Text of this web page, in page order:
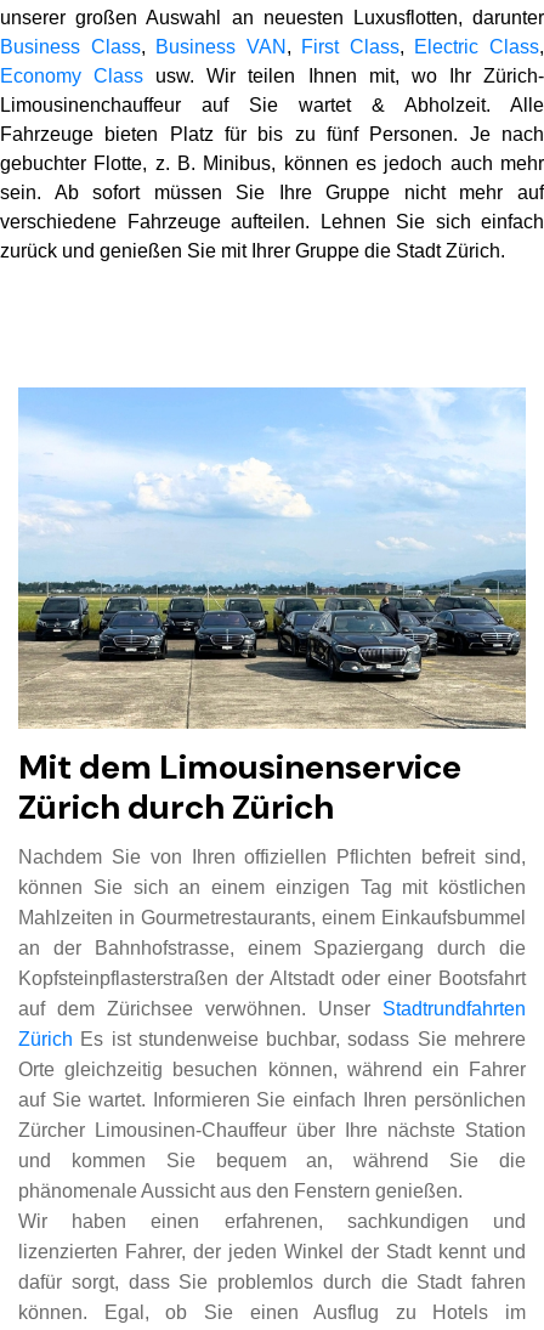
unserer großen Auswahl an neuesten Luxusflotten, darunter
Business Class, Business VAN , First Class, Electric Class,
Economy Class usw. Wir teilen Ihnen mit, wo Ihr Zürich-
Limousinenchauffeur auf Sie wartet & Abholzeit. Alle
Fahrzeuge bieten Platz für bis zu fünf Personen. Je nach
gebuchter Flotte, z. B. Minibus, können es jedoch auch mehr
sein. Ab sofort müssen Sie Ihre Gruppe nicht mehr auf
verschiedene Fahrzeuge aufteilen. Lehnen Sie sich einfach
zurück und genießen Sie mit Ihrer Gruppe die Stadt Zürich.
Mit dem Limousinenservice
Zürich durch Zürich
Nachdem Sie von Ihren offiziellen Pflichten befreit sind,
können Sie sich an einem einzigen Tag mit köstlichen
Mahlzeiten in Gourmetrestaurants, einem Einkaufsbummel
an der Bahnhofstrasse, einem Spaziergang durch die
Kopfsteinpflasterstraßen der Altstadt oder einer Bootsfahrt
auf dem Zürichsee verwöhnen. Unser Stadtrundfahrten
Zürich Es ist stundenweise buchbar, sodass Sie mehrere
Orte gleichzeitig besuchen können, während ein Fahrer
auf Sie wartet. Informieren Sie einfach Ihren persönlichen
Zürcher Limousinen-Chauffeur über Ihre nächste Station
und kommen Sie bequem an, während Sie die
phänomenale Aussicht aus den Fenstern genießen.
Wir haben einen erfahrenen, sachkundigen und
lizenzierten Fahrer, der jeden Winkel der Stadt kennt und
dafür sorgt, dass Sie problemlos durch die Stadt fahren
können. Egal, ob Sie einen Ausflug zu Hotels im